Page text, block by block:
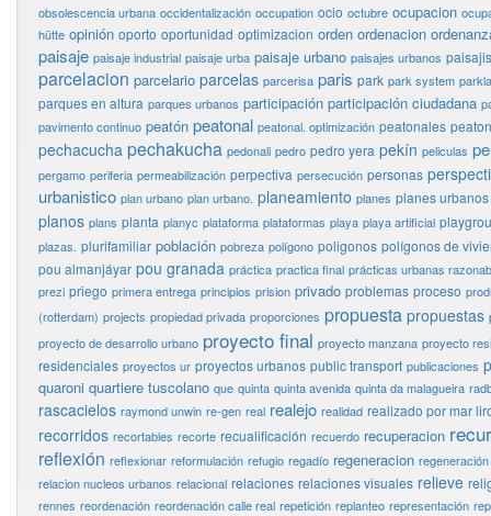
obsolescencia urbana occidentalización occupation ocio octubre ocupacion
hütte opinión oporto oportunidad optimizacion orden ordenacion
paisaje paisaje industrial paisaje urba paisaje urbano paisajes urbanos
parcelacion parcelario parcelas parcerisa paris park park system
parques en altura parques urbanos participación participación ciudadana
pavimento continuo peatón peatonal peatonal. optimización peatonales
pechacucha pechakucha pedonali pedro pedro yera pekín peliculas
pergamo periferia permeabilización perpectiva persecución personas
urbanistico plan urbano plan urbano. planeamiento planes planes urbanos
planos plans planta planyc plataforma plataformas playa playa artificial
plazas. plurifamiliar población pobreza polígono poligonos polígonos de
pou almanjáyar pou granada práctica practica final prácticas urbanas
prezi priego primera entrega principios prision privado problemas proceso
(rotterdam) projects propiedad privada proporciones propuesta propuestas
proyecto de desarrollo urbano proyecto final proyecto manzana proyecto
residenciales proyectos ur proyectos urbanos public transport publicaciones
quaroni quartiere tuscolano que quinta quinta avenida quinta da malagueira
rascacielos raymond unwin re-gen real realejo realidad realizado por mar
recorridos recortables recorte recualificación recuerdo recuperacion
reflexión reflexionar reformulación refugio regadío regeneracion
relacion nucleos urbanos relacional relaciones relaciones visuales relieve
rennes reordenación reordenación calle real repetición replanteo representación